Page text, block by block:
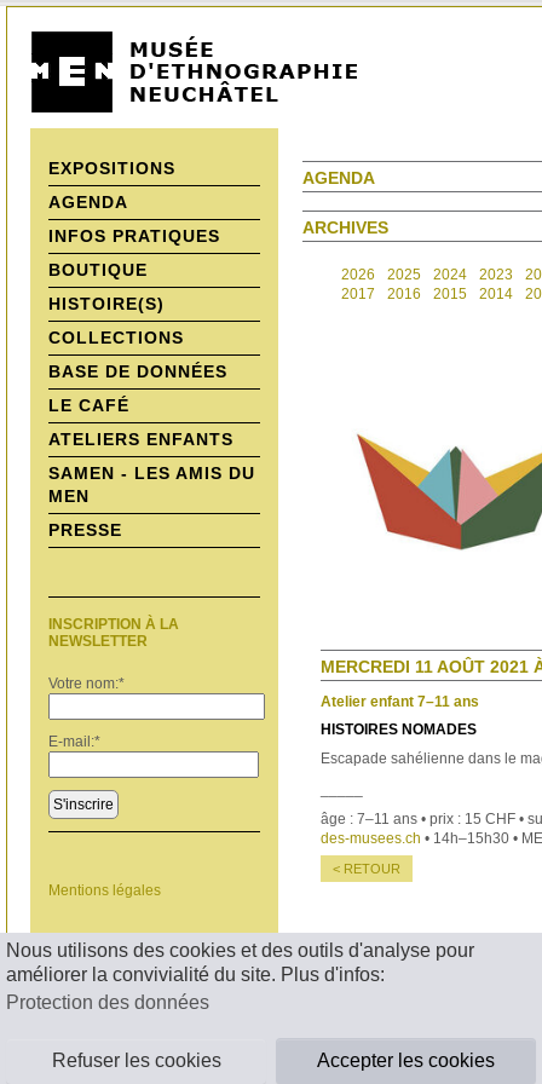
Nous utilisons des cookies et des outils d'analyse pour
améliorer la convivialité du site. Plus d'infos:
Protection des données
Refuser les cookies Accepter les cookies
EXPOSITIONS
AGENDA
INFOS PRATIQUES
BOUTIQUE
HISTOIRE(S)
COLLECTIONS
BASE DE DONNÉES
LE CAFÉ
ATELIERS ENFANTS
SAMEN - LES AMIS DU
MEN
PRESSE
INSCRIPTION À LA
NEWSLETTER
Votre nom:*
E-mail:*
S'inscrire
Mentions légales
AGENDA
ARCHIVES
2026 2025 2024 2023
2017
2016 2015 2014
MERCREDI 11 AOÛT 2021
Atelier enfant 7–11 ans
HISTOIRES NOMADES
Escapade sahélienne dans le
âge : 7–11 ans • prix : 15 CHF •
des-musees.ch • 14h–15h30 •
< RETOUR